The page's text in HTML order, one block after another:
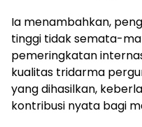
Ia menambahkan,
tinggi tidak semata-
pemeringkatan
kualitas tridarma
yang dihasilkan,
kontribusi nyata bagi